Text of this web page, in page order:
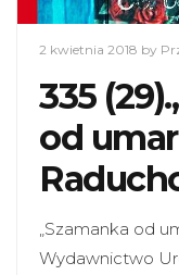
2 kwietnia 2018 by
335
od
„Szamanka od
Wydawnictwo